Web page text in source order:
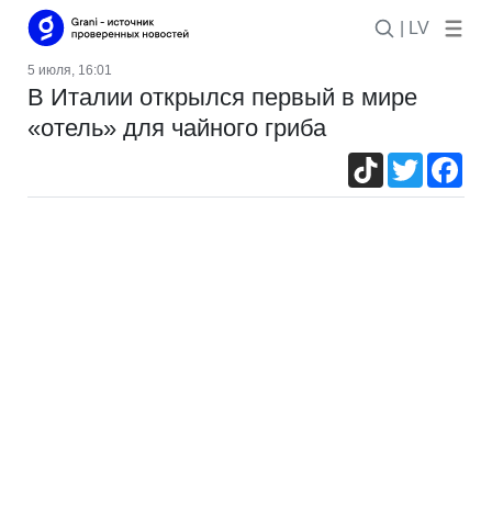
| LV
5 июля, 16:01
В Италии открылся первый в мире
«отель» для чайного гриба
TikTokTwitter